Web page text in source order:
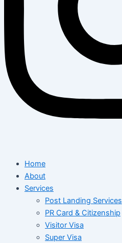
Home
About
Services
Post Landing Services
PR Card & Citizenship
Visitor Visa
Super Visa